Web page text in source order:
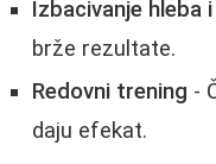
Izbacivanje hleba
brže rezultate.
Redovni trening -
daju efekat.